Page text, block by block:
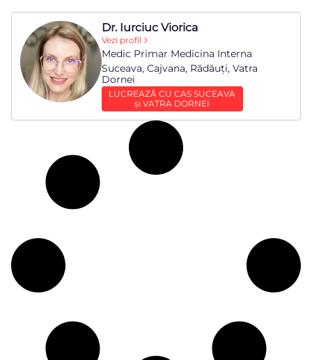
Dr. Iurciuc Viorica
Vezi profil
Medic Primar Medicina Interna
Suceava, Cajvana, Rădăuți, Vatra
Dornei
LUCREAZĂ CU CAS SUCEAVA
și VATRA DORNEI